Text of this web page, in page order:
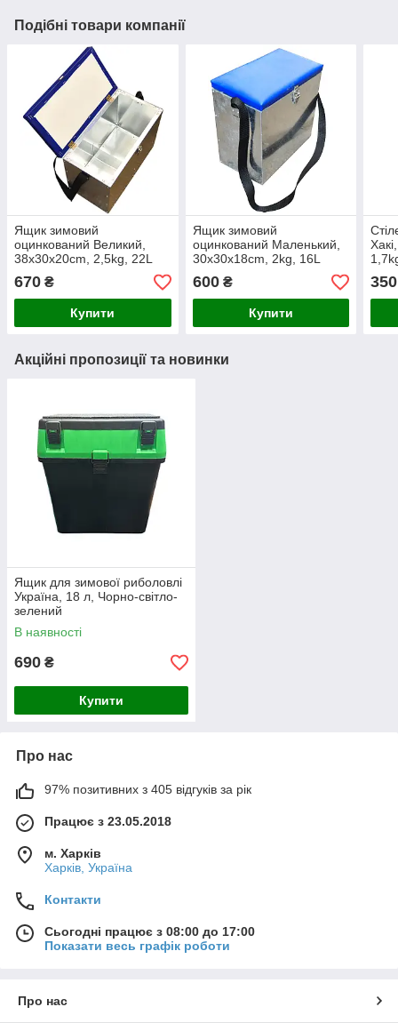
Подібні товари компанії
Ящик зимовий
оцинкований Великий,
38х30х20cm, 2,5kg, 22L
670 ₴
Купити
Ящик зимовий
оцинкований Маленький,
30х30х18cm, 2kg, 16L
600₴
Купити
350
Акційні пропозиції та новинки
Ящик для зимової риболовлі
Україна, 18 л, Чорно-світло-
зелений
В наявності
690 ₴
Купити
Про нас
97% позитивних з 405 відгуків за рік
Працює з 23.05.2018
м. Харків
Харків, Україна
Контакти
Сьогодні працює з 08:00 до 17:00
Показати весь графік роботи
Про нас